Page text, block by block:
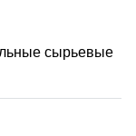
сырьевые